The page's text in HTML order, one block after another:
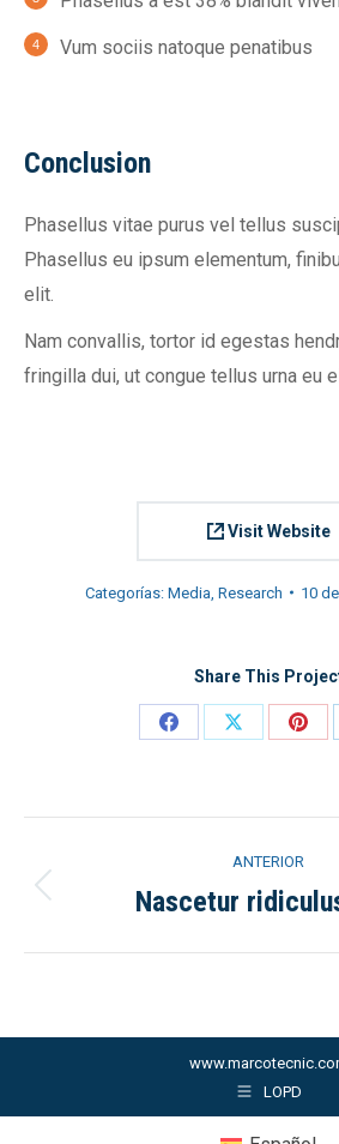
Vum sociis natoque penatibus
Conclusion
Phasellus vitae purus vel tellus
Phasellus eu ipsum elementum,
elit.
Nam convallis, tortor id egestas
fringilla dui, ut congue tellus urna eu
Visit Website
Categorías: Media Research 10
Share This
Share
Share
Navegación
entre
ANTERIOR
Nascetur
LOPD